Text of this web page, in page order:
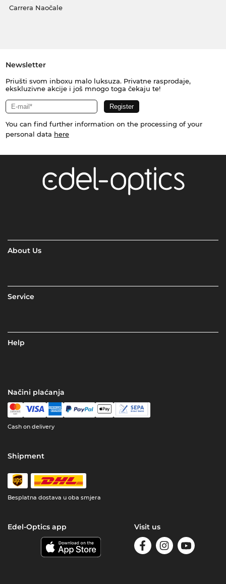
Carrera Naočale
Newsletter
Priušti svom inboxu malo luksuza. Privatne rasprodaje,
ekskluzivne akcije i još mnogo toga čekaju te!
You can find further information on the processing of your
personal data here
About Us
Service
Help
Načini plaćanja
Cash on delivery
Shipment
Besplatna dostava u oba smjera
Edel-Optics app Visit us